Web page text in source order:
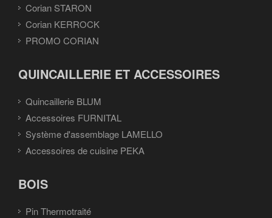
Corian STARON
Corian KERROCK
PROMO CORIAN
QUINCAILLERIE ET ACCESSOIRES
Quincaillerie BLUM
Accessoires FURNITAL
Système d'assemblage LAMELLO
Accessoires de cuisine PEKA
BOIS
Pin Thermotraité